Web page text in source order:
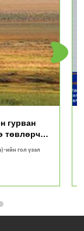
гурван
төвлөрч
ийн гол үзэл